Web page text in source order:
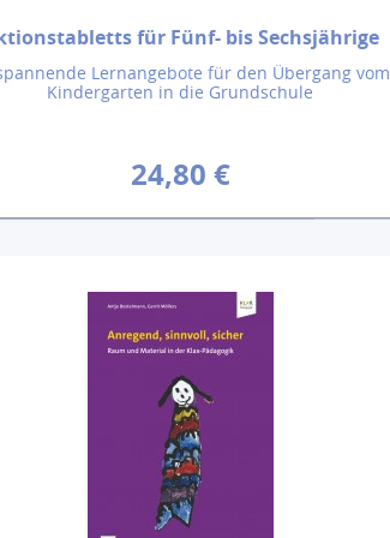
für Fünf- bis Sechsjährige
Lernangebote für den Übergang vom
Kindergarten in die Grundschule
24,80 €